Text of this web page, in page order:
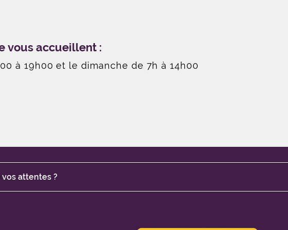
vous accueillent :
à 19h00 et le dimanche de 7h à 14h00
attentes ?